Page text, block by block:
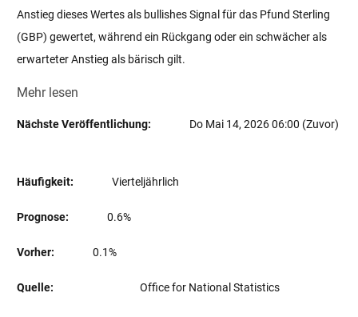
Anstieg dieses Wertes als bullishes Signal für das Pfund Sterling
(GBP) gewertet, während ein Rückgang oder ein schwächer als
erwarteter Anstieg als bärisch gilt.
Mehr lesen
Nächste Veröffentlichung: Do Mai 14, 2026 06:00 (Zuvor)
Häufigkeit: Vierteljährlich
Prognose: 0.6%
Vorher: 0.1%
Quelle: Office for National Statistics